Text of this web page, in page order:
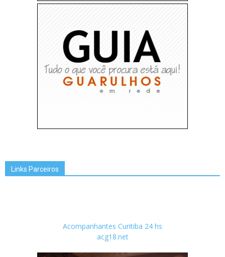
Links Parceiros
Acompanhantes Curitiba 24 hs
acg18.net